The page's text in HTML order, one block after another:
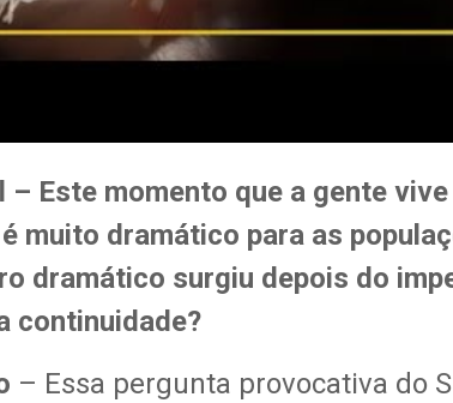
– Este momento que a gente
muito dramático para as
dramático surgiu depois do
continuidade?
– Essa pergunta provocativa do